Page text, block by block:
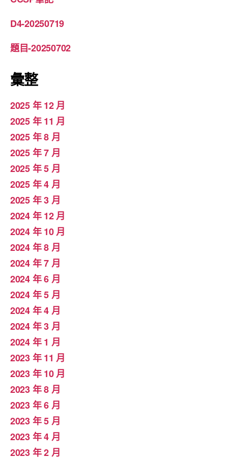
D4-20250719
題目-20250702
彙整
2025 年 12 月
2025 年 11 月
2025 年 8 月
2025 年 7 月
2025 年 5 月
2025 年 4 月
2025 年 3 月
2024 年 12 月
2024 年 10 月
2024 年 8 月
2024 年 7 月
2024 年 6 月
2024 年 5 月
2024 年 4 月
2024 年 3 月
2024 年 1 月
2023 年 11 月
2023 年 10 月
2023 年 8 月
2023 年 6 月
2023 年 5 月
2023 年 4 月
2023 年 2 月